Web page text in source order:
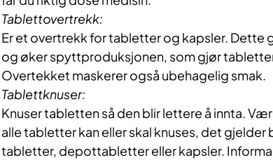
Tablettovertrekk:
Er et overtrekk for tabletter og kapsler. Dette
og øker spyttproduksjonen, som gjør
Overtekket maskerer også ubehagelig smak.
Tablettknuser:
Knuser tabletten så den blir lettere å innta.
alle tabletter kan eller skal knuses, det gjelder
tabletter, depottabletter eller kapsler.